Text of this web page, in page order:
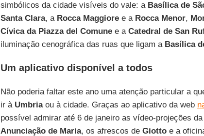
simbólicos da cidade visíveis do vale: a Basílica de
Santa Clara, a Rocca Maggioree a Rocca Menor,
Cívica da Piazza del Comunee a Catedral de San
iluminação cenográfica das ruas que ligam a Basílica
Um aplicativo disponível a todos
Não poderia faltar este ano uma atenção particular a
ir à Umbriaou à cidade. Graças ao aplicativo da web
possível admirar até 6 de janeiro as vídeo-projeções da
Anunciação de Maria, os afrescos de Giottoe a